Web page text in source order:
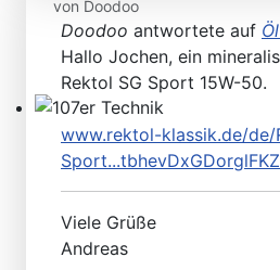
107er Technik
von Doodoo
Doodoo antwortete auf
Hallo Jochen, ein
Rektol SG Sport 15W-50.
www.rektol-klassik.de/de/
Viele Grüße
Andreas